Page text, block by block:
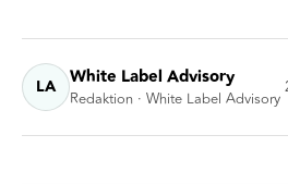
LA White Label Advisory
Redaktion · White Label Advisory